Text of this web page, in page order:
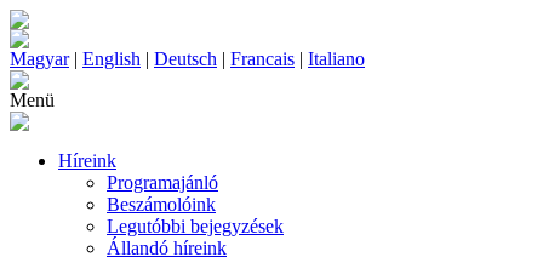
Magyar| English | Deutsch | Francais | Italiano
Menü
Híreink
Programajánló
Beszámolóink
Legutóbbi bejegyzések
Állandó híreink